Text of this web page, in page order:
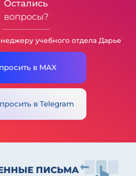
Остались
вопросы?
учебного отдела Дарье
в MAX
в Telegram
ПИСЬМА